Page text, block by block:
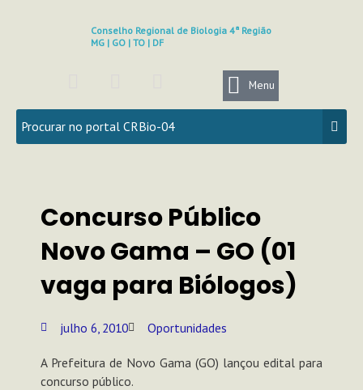
Conselho Regional de Biologia 4ª Região
MG | GO | TO | DF
c
e
b
k
s
t
a
a
m
u
t
u
Menu
Concurso Público
Novo Gama – GO (01
vaga para Biólogos)
julho 6, 2010 Oportunidades
A Prefeitura de Novo Gama (GO) lançou edital para
concurso público.